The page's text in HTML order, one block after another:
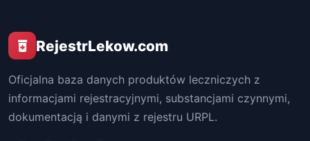
RejestrLekow.com
Oficjalna baza danych produktów leczniczych z
informacjami rejestracyjnymi, substancjami czynnymi,
dokumentacją i danymi z rejestru URPL.